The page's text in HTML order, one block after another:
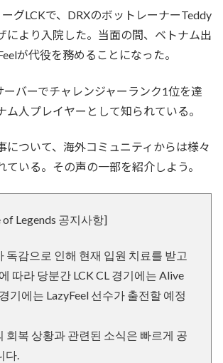
グLCKで、DRXのボットレーナーTeddy
により入院した。当面の間、ベトナム出
が代役を務めることになった。
ーバーでチャレンジャーランク1位を達
ム人プレイヤーとして知られている。
について、海外コミュニティからは様々
ている。その声の一部を紹介しよう。
of Legends 공지사항]
독감으로 인해 현재 입원 치료를 받고
따라 당분간 LCK CL 경기에는 Alive
기에는 LazyFeel 선수가 출전할 예정
회복 상황과 관련된 소식은 빠르게 공
다.